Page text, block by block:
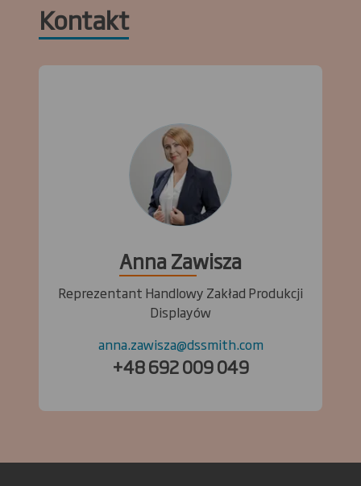
Kontakt
Anna Zawisza
Reprezentant Handlowy Zakład Produkcji
Displayów
anna.zawisza@dssmith.com
+48 692 009 049